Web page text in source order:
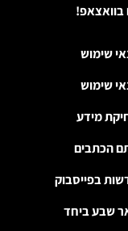
בוואצאפ!
שימוש
שימוש
מידע
הכתבים
בפייסבוק
שבע ביחד